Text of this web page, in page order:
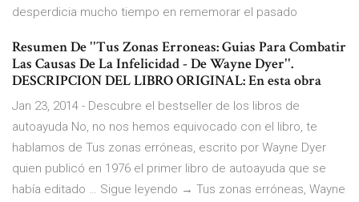
desperdicia mucho tiempo en rememorar el pasado
Resumen De ''Tus Zonas Erroneas: Guias Para Combatir
Las Causas De La Infelicidad - De Wayne Dyer''.
DESCRIPCION DEL LIBRO ORIGINAL: En esta obra
Jan 23, 2014 - Descubre el bestseller de los libros de
autoayuda No, no nos hemos equivocado con el libro, te
hablamos de Tus zonas erróneas, escrito por Wayne Dyer
quien publicó en 1976 el primer libro de autoayuda que se
había editado … Sigue leyendo → Tus zonas erróneas, Wayne